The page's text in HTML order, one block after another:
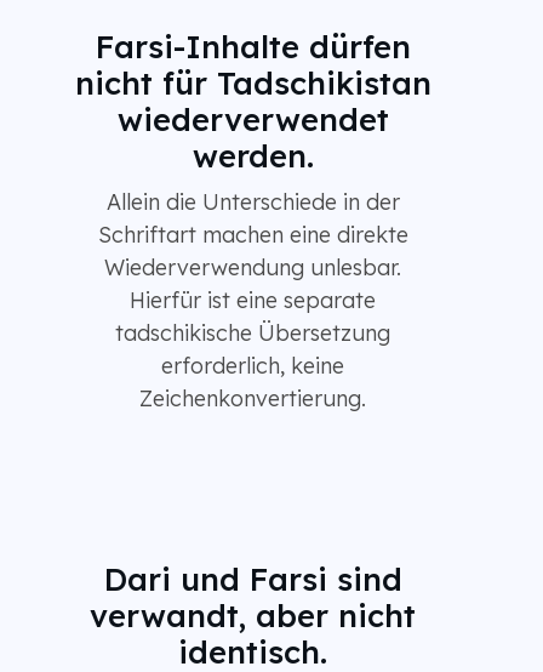
Farsi-Inhalte dürfen
nicht für Tadschikistan
wiederverwendet
werden.
Allein die Unterschiede in der
Schriftart machen eine direkte
Wiederverwendung unlesbar.
Hierfür ist eine separate
tadschikische Übersetzung
erforderlich, keine
Zeichenkonvertierung.
Dari und Farsi sind
verwandt, aber nicht
identisch.